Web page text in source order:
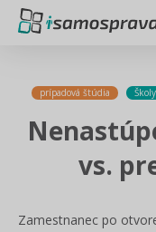
prípadová štúdia Školy
vs.
Zamestnanec po